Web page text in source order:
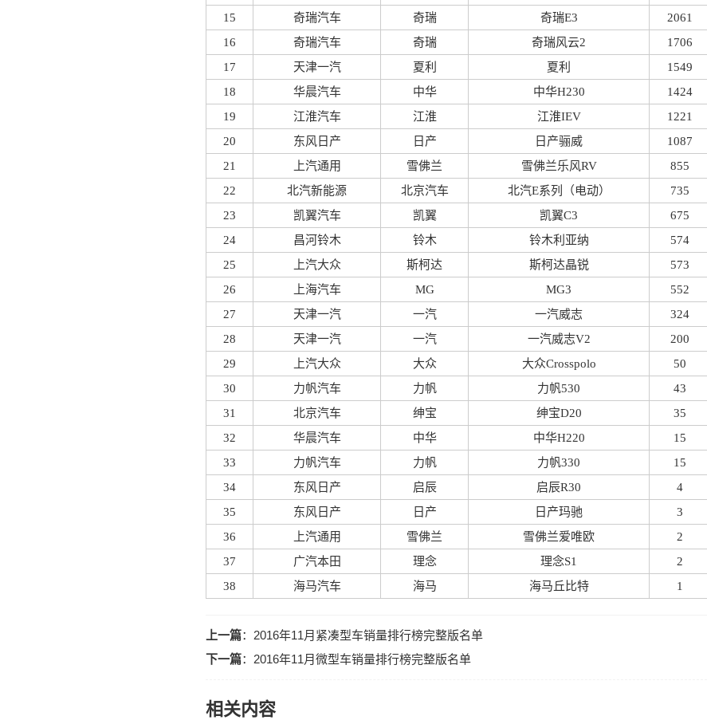
15
奇瑞汽车 奇瑞 奇瑞E3
2061
16
奇瑞汽车 奇瑞 奇瑞风云2
1706
17
天津一汽 夏利 夏利
1549
18
华晨汽车 中华 中华H230
1424
19
江淮汽车 江淮 江淮IEV
1221
20
东风日产 日产 日产骊威
1087
21
上汽通用 雪佛兰 雪佛兰乐风RV
855
22
北汽新能源 北京汽车 北汽E系列（电动）
735
23
凯翼汽车 凯翼 凯翼C3
675
24
昌河铃木 铃木 铃木利亚纳
574
25
上汽大众 斯柯达 斯柯达晶锐
573
26
上海汽车 MG MG3
552
27
天津一汽 一汽 一汽威志
324
28
天津一汽 一汽 一汽威志V2
200
29
上汽大众 大众 大众Crosspolo
50
30
力帆汽车 力帆 力帆530
43
31
北京汽车 绅宝 绅宝D20
35
32
华晨汽车 中华 中华H220
15
33
力帆汽车 力帆 力帆330
15
34
东风日产 启辰 启辰R30
4
35
东风日产 日产 日产玛驰
3
36
上汽通用 雪佛兰 雪佛兰爱唯欧
2
37
广汽本田 理念 理念S1
2
38
海马汽车 海马 海马丘比特 1
上一篇： 2016年11月紧凑型车销量排行榜完整版名单
下一篇： 2016年11月微型车销量排行榜完整版名单
相关内容